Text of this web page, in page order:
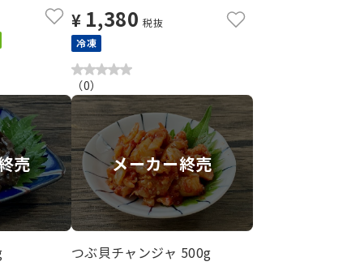
¥ 1,380 税抜
冷凍
（0）
売 メーカー終売
つぶ貝チャンジャ 500g